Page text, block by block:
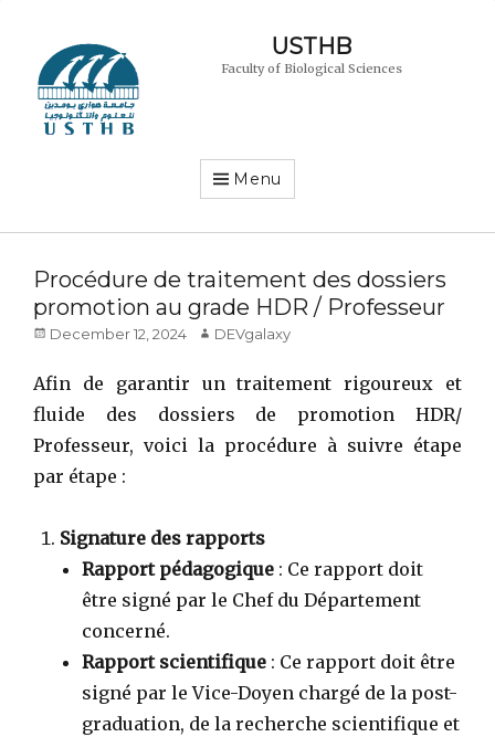
USTHB
Faculty of Biological Sciences
Menu
Procédure de traitement des dossiers
promotion au grade HDR / Professeur
Posted
December 12, 2024 Author
DEVgalaxy
Afin de garantir un traitement rigoureux et
fluide des dossiers de promotion HDR/
Professeur, voici la procédure à suivre étape
par étape :
Signature des rapports
Rapport pédagogique : Ce rapport doit
être signé par le Chef du Département
concerné.
Rapport scientifique : Ce rapport doit être
signé par le Vice-Doyen chargé de la post-
graduation, de la recherche scientifique et